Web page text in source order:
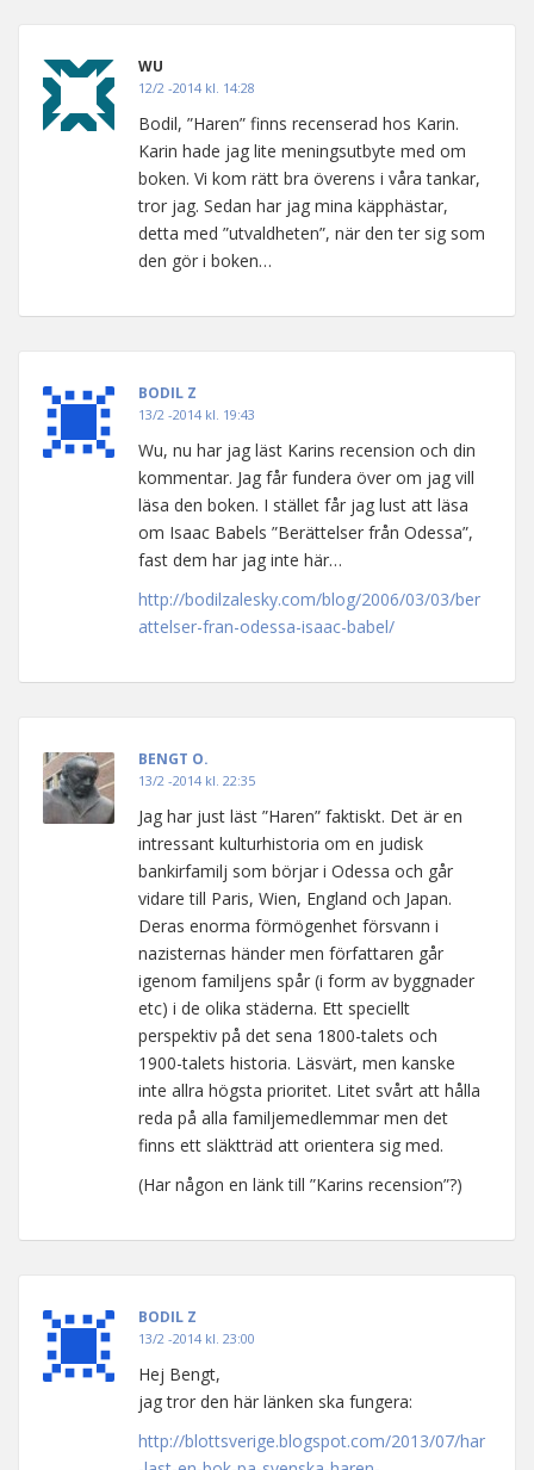
WU
12/2 -2014 kl. 14:28
Bodil, ”Haren” finns recenserad hos Karin.
Karin hade jag lite meningsutbyte med om
boken. Vi kom rätt bra överens i våra tankar,
tror jag. Sedan har jag mina käpphästar,
detta med ”utvaldheten”, när den ter sig som
den gör i boken…
BODIL Z
13/2 -2014 kl. 19:43
Wu, nu har jag läst Karins recension och din
kommentar. Jag får fundera över om jag vill
läsa den boken. I stället får jag lust att läsa
om Isaac Babels ”Berättelser från Odessa”,
fast dem har jag inte här…
http://bodilzalesky.com/blog/2006/03/03/ber
attelser-fran-odessa-isaac-babel/
BENGT O.
13/2 -2014 kl. 22:35
Jag har just läst ”Haren” faktiskt. Det är en
intressant kulturhistoria om en judisk
bankirfamilj som börjar i Odessa och går
vidare till Paris, Wien, England och Japan.
Deras enorma förmögenhet försvann i
nazisternas händer men författaren går
igenom familjens spår (i form av byggnader
etc) i de olika städerna. Ett speciellt
perspektiv på det sena 1800-talets och
1900-talets historia. Läsvärt, men kanske
inte allra högsta prioritet. Litet svårt att hålla
reda på alla familjemedlemmar men det
finns ett släktträd att orientera sig med.
(Har någon en länk till ”Karins recension”?)
BODIL Z
13/2 -2014 kl. 23:00
Hej Bengt,
jag tror den här länken ska fungera:
http://blottsverige.blogspot.com/2013/07/har